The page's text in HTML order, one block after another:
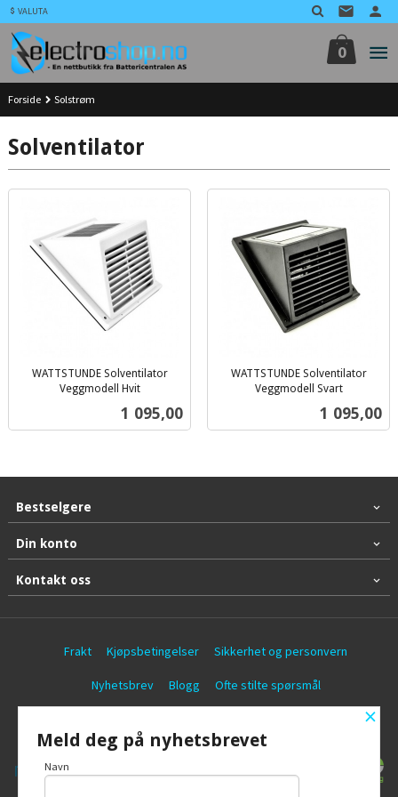
Gå
til
innholdet
VALUTA
0
Forside Solstrøm
Solventilator
WATTSTUNDE Solventilator
Veggmodell Hvit
Pris
1 095,00
WATTSTUNDE Solventilator
Veggmodell Svart
Pris
1 095,00
Bestselgere
Din konto
Kontakt oss
Frakt Kjøpsbetingelser Sikkerhet og personvern
Nyhetsbrev Blogg Ofte stilte spørsmål
×
Meld deg på nyhetsbrevet
Navn